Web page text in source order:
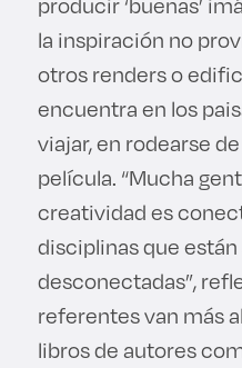
la inspiración no
otros renders o
encuentra en los
viajar, en rodearse
película. “Mucha
creatividad es
disciplinas que
desconectadas”,
referentes van más
libros de autores